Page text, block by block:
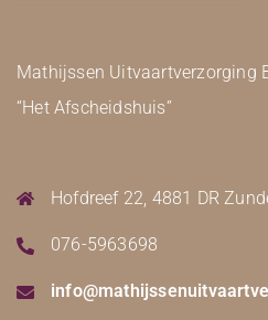
Mathijssen Uitvaartverzorging
“Het Afscheidshuis”
Hofdreef 22, 4881 DR
076-5963698